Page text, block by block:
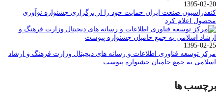
1395-02-20
کنفدراسیون صنعت ایران حمایت خود را از برگزاری جشنواره نوآوری
محصول اعلام کرد
1395-02-25
مرکز توسعه فناوری اطلاعات و رسانه های دیجیتال وزارت فرهنگ و ارشاد
اسلامی به جمع حامیان جشنواره پیوست
برچسب ها